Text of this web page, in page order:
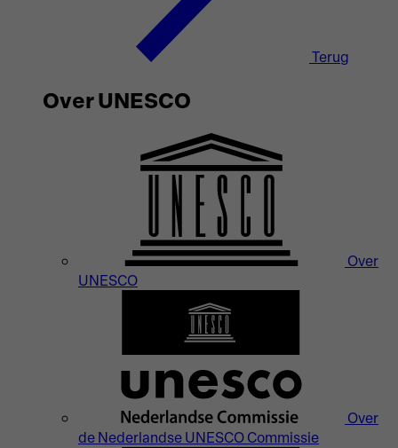
Terug
Over UNESCO
Over
UNESCO
Over
de Nederlandse UNESCO Commissie